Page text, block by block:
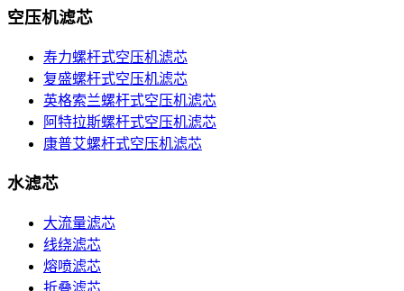
空压机滤芯
寿力螺杆式空压机滤芯
复盛螺杆式空压机滤芯
英格索兰螺杆式空压机滤芯
阿特拉斯螺杆式空压机滤芯
康普艾螺杆式空压机滤芯
水滤芯
大流量滤芯
线绕滤芯
熔喷滤芯
折叠滤芯